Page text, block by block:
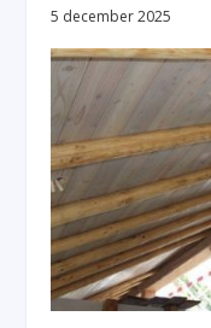
5 december 2025